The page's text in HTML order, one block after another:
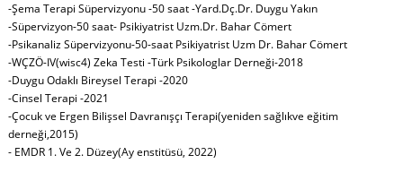
-Şema Terapi Süpervizyonu -50 saat -Yard.Dç.Dr. Duygu Yakın
-Süpervizyon-50 saat- Psikiyatrist Uzm.Dr. Bahar Cömert
-Psikanaliz Süpervizyonu-50-saat Psikiyatrist Uzm Dr. Bahar Cömert
-WÇZÖ-IV(wisc4) Zeka Testi -Türk Psikologlar Derneği-2018
-Duygu Odaklı Bireysel Terapi -2020
-Cinsel Terapi -2021
-Çocuk ve Ergen Bilişsel Davranışçı Terapi(yeniden sağlıkve eğitim
derneği,2015)
- EMDR 1. Ve 2. Düzey(Ay enstitüsü, 2022)